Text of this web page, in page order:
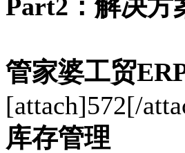
Part2：解决方
管家婆工贸
[attach]572[/
库存管理